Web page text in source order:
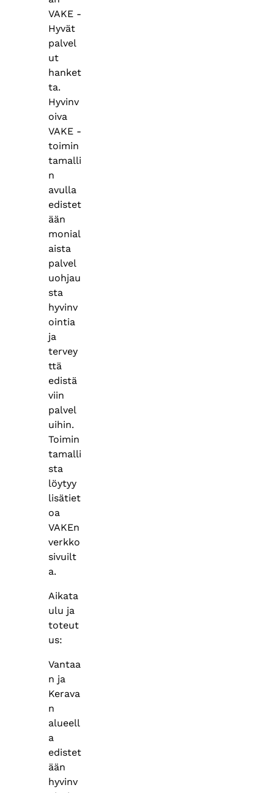
VAKE -
Hyvät
palvel
ut
hanket
ta.
Hyvinv
oiva
VAKE -
toimin
tamalli
n
avulla
edistet
ään
monial
aista
palvel
uohjau
sta
hyvinv
ointia
ja
tervey
ttä
edistä
viin
palvel
uihin.
Toimin
tamalli
sta
löytyy
lisätiet
oa
VAKEn
verkko
sivuilt
a.
Aikata
ulu ja
toteut
us:
Vantaa
n ja
Kerava
n
alueell
a
edistet
ään
hyvinv